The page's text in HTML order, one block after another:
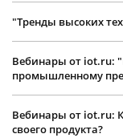
"Тренды высоких
Вебинары от iot.ru:
промышленному
Вебинары от iot.ru:
своего продукта?